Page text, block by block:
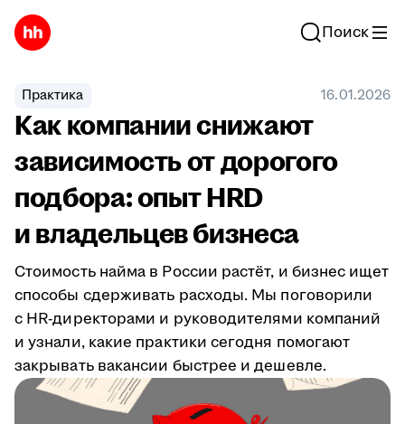
Поиск
Практика 16.01.2026
Как компании снижают
зависимость от дорогого
подбора: опыт HRD
и владельцев бизнеса
Стоимость найма в России растёт, и бизнес ищет
способы сдерживать расходы. Мы поговорили
с HR-директорами и руководителями компаний
и узнали, какие практики сегодня помогают
закрывать вакансии быстрее и дешевле.